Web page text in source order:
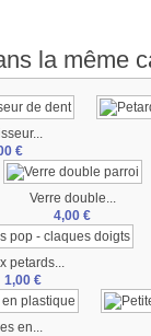
la même
€
Verre double...
4,00 €
petards...
1,00 €
en...